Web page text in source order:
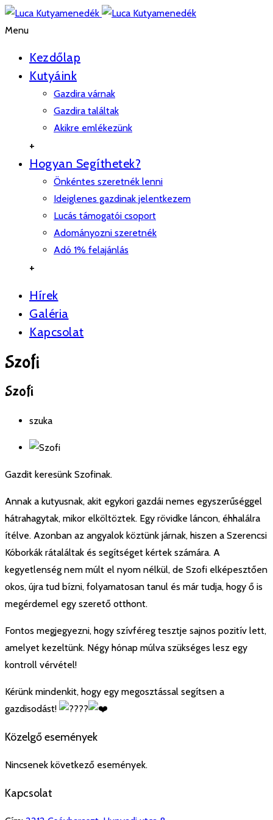
Menu
Kezdőlap
Kutyáink
Gazdira várnak
Gazdira találtak
Akikre emlékezünk
+
Hogyan Segíthetek?
Önkéntes szeretnék lenni
Ideiglenes gazdinak jelentkezem
Lucás támogatói csoport
Adományozni szeretnék
Adó 1% felajánlás
+
Hírek
Galéria
Kapcsolat
Szofi
Szofi
szuka
Gazdit keresünk Szofinak.
Annak a kutyusnak, akit egykori gazdái nemes egyszerűséggel
hátrahagytak, mikor elköltöztek. Egy rövidke láncon, éhhalálra
ítélve. Azonban az angyalok köztünk járnak, hiszen a Szerencsi
Kóborkák rátaláltak és segítséget kértek számára. A
kegyetlenség nem múlt el nyom nélkül, de Szofi elképesztően
okos, újra tud bízni, folyamatosan tanul és már tudja, hogy ő is
megérdemel egy szerető otthont.
Fontos megjegyezni, hogy szívféreg tesztje sajnos pozitív lett,
amelyet kezeltünk. Négy hónap múlva szükséges lesz egy
kontroll vérvétel!
Kérünk mindenkit, hogy egy megosztással segítsen a
gazdisodást!
Közelgő események
Nincsenek következő események.
Kapcsolat